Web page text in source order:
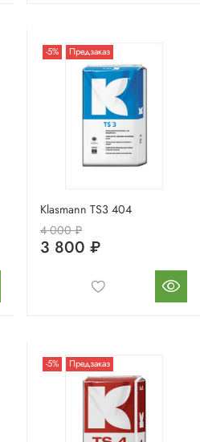
-5% Предзаказ
Klasmann TS3 404
4 000 ₽
3 800 ₽
-5% Предзаказ